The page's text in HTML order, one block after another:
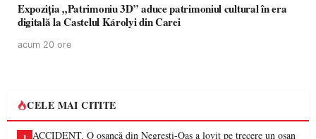
Expoziția „Patrimoniu 3D” aduce patrimoniul cultural în era
digitală la Castelul Károlyi din Carei
acum 20 ore
CELE MAI CITITE
ACCIDENT. O oșancă din Negrești-Oaș a lovit pe trecere un oșan